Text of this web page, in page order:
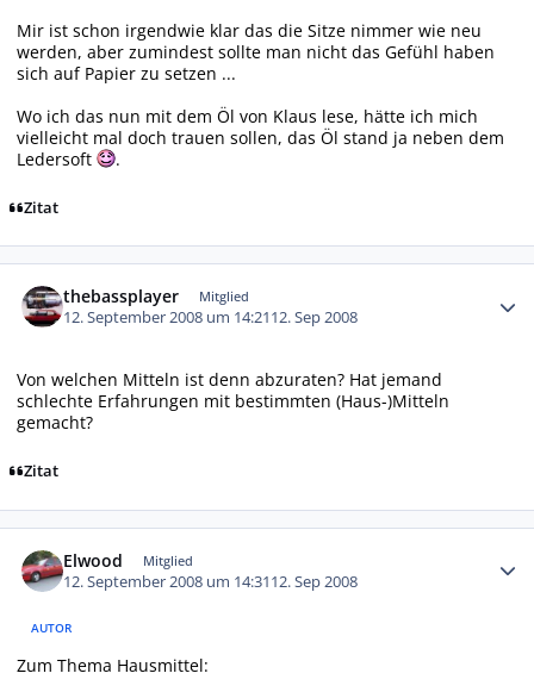
Mir ist schon irgendwie klar das die Sitze nimmer wie neu
werden, aber zumindest sollte man nicht das Gefühl haben
sich auf Papier zu setzen ...
Wo ich das nun mit dem Öl von Klaus lese, hätte ich mich
vielleicht mal doch trauen sollen, das Öl stand ja neben dem
Ledersoft
.
Zitat
thebassplayer Mitglied
12. September 2008 um 14:2112. Sep 2008
Von welchen Mitteln ist denn abzuraten? Hat jemand
schlechte Erfahrungen mit bestimmten (Haus-)Mitteln
gemacht?
Zitat
Elwood Mitglied
12. September 2008 um 14:3112. Sep 2008
AUTOR
Zum Thema Hausmittel: